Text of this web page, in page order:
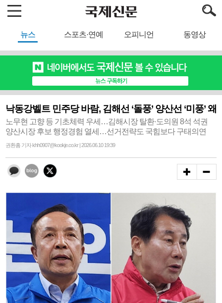
뉴스 스포츠·연예 오피니언 동영상
낙동강벨트 민주당 바람, 김해선 ‘돌풍’ 양산선 ‘미풍’ 왜
노무현 고향 등 기초체력 우세…김해시장 탈환·도의원 8석 석권
양산시장 후보 행정경험 열세…선거전략도 국힘보다 구태의연
권환흠 기자 khh0907@kookje.co.kr | 2026.06.10 19:39